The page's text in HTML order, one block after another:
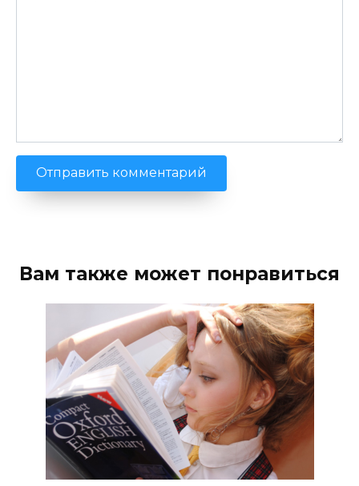
Вам также может понравиться